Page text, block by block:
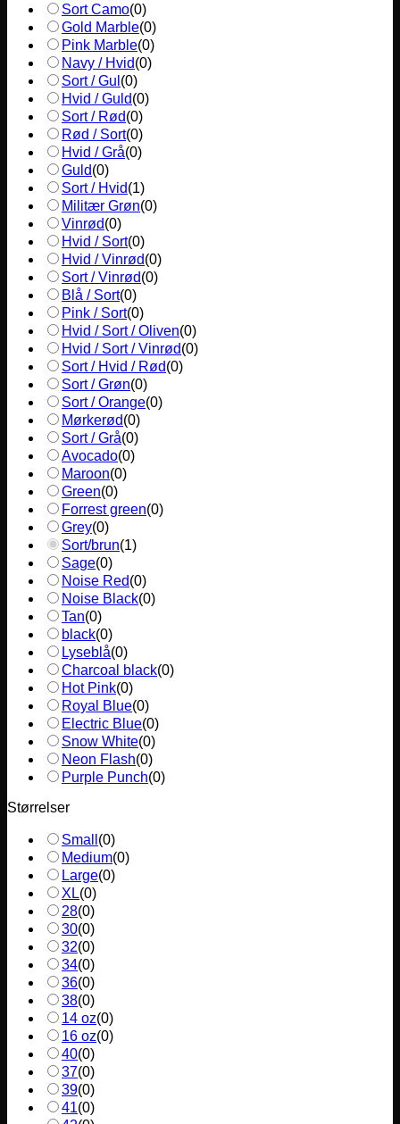
Sort Camo(0)
Gold Marble(0)
Pink Marble(0)
Navy / Hvid(0)
Sort / Gul (0)
Hvid / Guld(0)
Sort / Rød(0)
Rød / Sort(0)
Hvid / Grå(0)
Guld(0)
Sort / Hvid(1)
Militær Grøn(0)
Vinrød(0)
Hvid / Sort(0)
Hvid / Vinrød(0)
Sort / Vinrød(0)
Blå / Sort(0)
Pink / Sort(0)
Hvid / Sort / Oliven(0)
Hvid / Sort / Vinrød(0)
Sort / Hvid / Rød(0)
Sort / Grøn(0)
Sort / Orange(0)
Mørkerød(0)
Sort / Grå(0)
Avocado(0)
Maroon(0)
Green(0)
Forrest green(0)
Grey(0)
Sort/brun(1)
Sage(0)
Noise Red(0)
Noise Black(0)
Tan(0)
black(0)
Lyseblå(0)
Charcoal black(0)
Hot Pink(0)
Royal Blue(0)
Electric Blue(0)
Snow White(0)
Neon Flash(0)
Purple Punch(0)
Størrelser
Small (0)
Medium(0)
Large(0)
XL(0)
28(0)
30(0)
32(0)
34(0)
36(0)
38(0)
14 oz(0)
16 oz(0)
40(0)
37(0)
39(0)
41(0)